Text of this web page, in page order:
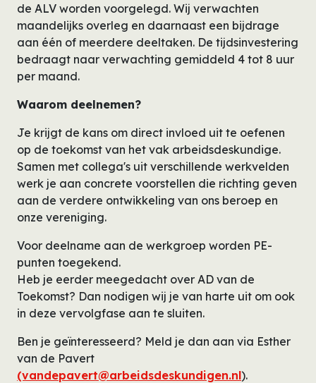
de ALV worden voorgelegd. Wij verwachten
maandelijks overleg en daarnaast een bijdrage
aan één of meerdere deeltaken. De tijdsinvestering
bedraagt naar verwachting gemiddeld 4 tot 8 uur
per maand.
Waarom deelnemen?
Je krijgt de kans om direct invloed uit te oefenen
op de toekomst van het vak arbeidsdeskundige.
Samen met collega's uit verschillende werkvelden
werk je aan concrete voorstellen die richting geven
aan de verdere ontwikkeling van ons beroep en
onze vereniging.
Voor deelname aan de werkgroep worden PE-
punten toegekend.
Heb je eerder meegedacht over AD van de
Toekomst? Dan nodigen wij je van harte uit om ook
in deze vervolgfase aan te sluiten.
Ben je geïnteresseerd? Meld je dan aan via Esther
van de Pavert
(vandepavert@arbeidsdeskundigen.nl).